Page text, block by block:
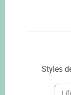
Styles